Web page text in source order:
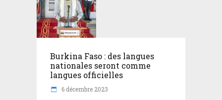
Burkina Faso : des langues
nationales seront comme
langues officielles
6 décembre 2023